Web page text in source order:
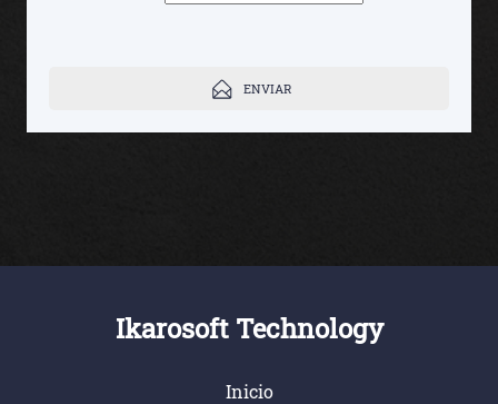
ENVIAR
Ikarosoft Technology
Inicio